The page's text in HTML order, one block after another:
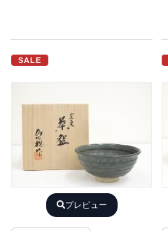
SALE
プレビュー